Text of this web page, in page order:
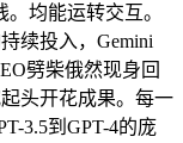
均能运转交互。
续投入，Gemini
劈柴俄然现身回
头开花成果。每一
3.5到GPT-4的庞